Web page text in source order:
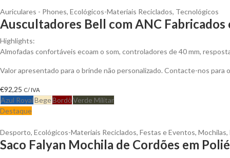
Auriculares - Phones, Ecológicos-Materiais Reciclados, Tecnológicos
Auscultadores Bell com ANC
Highlights:
Almofadas confortáveis ecoam o som, controladores de 40 mm,
Valor apresentado para o brinde não personalizado. Contacte-nos
€92,25 C/ IVA
Azul RoyalBegeBordôVerde Militar
Destaque
Desporto, Ecológicos-Materiais Reciclados, Festas e Eventos, Mochilas,
Saco Falyan Mochila de Cordões em